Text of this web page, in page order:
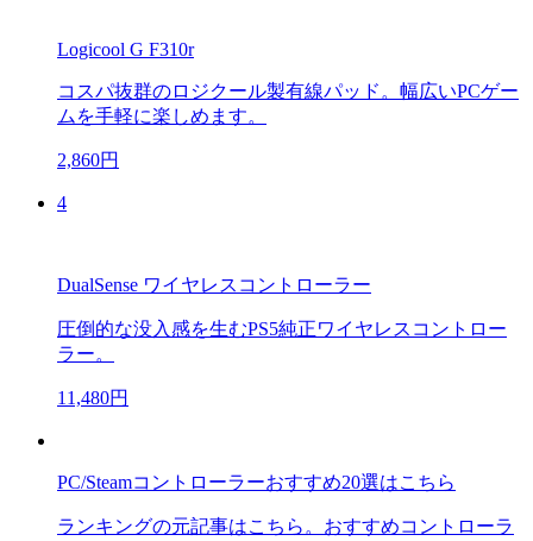
Logicool G F310r
コスパ抜群のロジクール製有線パッド。幅広いPCゲー
ムを手軽に楽しめます。
2,860円
4
DualSense ワイヤレスコントローラー
圧倒的な没入感を生むPS5純正ワイヤレスコントロー
ラー。
11,480円
PC/Steamコントローラーおすすめ20選はこちら
ランキングの元記事はこちら。おすすめコントローラ